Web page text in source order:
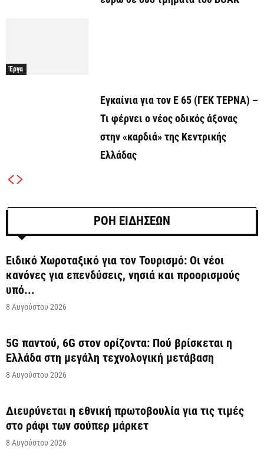
Έργα
Εγκαίνια για τον Ε 65 (ΓΕΚ ΤΕΡΝΑ) –
Τι φέρνει ο νέος οδικός άξονας
στην «καρδιά» της Κεντρικής
Ελλάδας
ΡΟΗ ΕΙΔΗΣΕΩΝ
Ειδικό Χωροταξικό για τον Τουρισμό: Οι νέοι
κανόνες για επενδύσεις, νησιά και προορισμούς
υπό...
8 Αυγούστου 2026
5G παντού, 6G στον ορίζοντα: Πού βρίσκεται η
Ελλάδα στη μεγάλη τεχνολογική μετάβαση
8 Αυγούστου 2026
Διευρύνεται η εθνική πρωτοβουλία για τις τιμές
στο ράφι των σούπερ μάρκετ
8 Αυγούστου 2026